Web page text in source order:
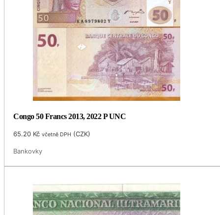
Congo 50 Francs 2013, 2022 P UNC
65.20 Kč včetně DPH (CZK)
Bankovky